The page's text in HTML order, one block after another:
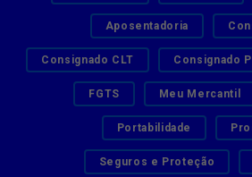
Aposentadoria
Consignado CLT Consignado
FGTS Meu Mercantil
Portabilidade
Seguros e Proteção